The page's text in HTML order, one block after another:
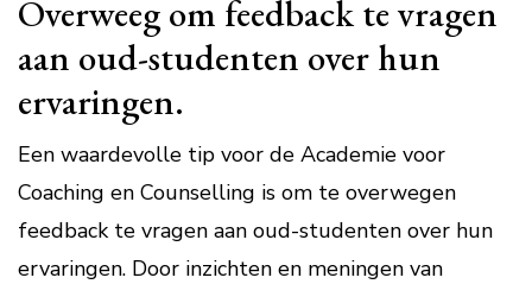
Overweeg om feedback te vragen
aan oud-studenten over hun
ervaringen.
Een waardevolle tip voor de Academie voor
Coaching en Counselling is om te overwegen
feedback te vragen aan oud-studenten over hun
ervaringen. Door inzichten en meningen van